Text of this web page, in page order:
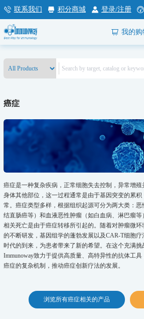
联系我们 积分商城 登录/注册
我的购
癌症
癌症是一种复杂疾病，正常细胞失去控制，异常增殖
身体其他部位，这一过程通常是由于基因突变的累
常。癌症类型多样，根据组织起源可分为两大类：恶
结直肠癌等）和血液恶性肿瘤（如白血病、淋巴瘤
相关死亡是由于癌症转移所引起的。随着对肿瘤微
的不断研发，基因组学的蓬勃发展以及CAR-T细胞
时代的到来，为患者带来了新的希望。在这个充满挑
Immunoway致力于提供高质量、高特异性的抗体工
癌症的复杂机制，推动癌症创新疗法的发展。
浏览所有癌症相关的产品